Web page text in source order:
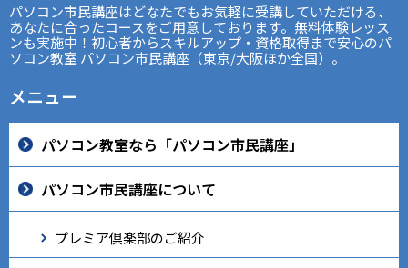
パソコン市民講座はどなたでもお気軽に受講していただける、
あなたに合ったコースをご用意しております。無料体験レッス
ンも実施中！初心者からスキルアップ・資格取得まで安心のパ
ソコン教室 パソコン市民講座（東京/大阪ほか全国）。
メニュー
パソコン教室なら「パソコン市民講座」
パソコン市民講座について
プレミア倶楽部のご紹介